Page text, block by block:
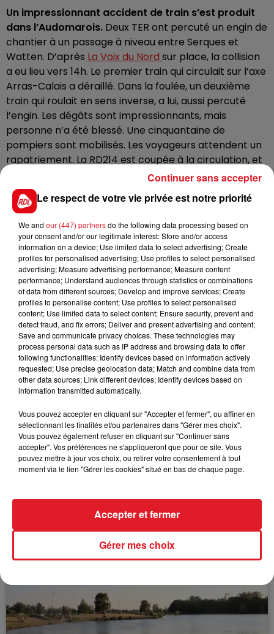
Un impressionnant accident de train s’est produit
dans l’Audomarois. Deux TER ont percuté un engin de
chantier à un passage à niveau entre Serques et
Watten. D’après La Voix du Nord sur place, la collision
a eu lieu vers 14h. Le premier train qui circulait sur l’axe
Arras-Calais a déraillé. Dans la foulée, un deuxième
train qui roulait en sens inverse, a lui, aussi percuté
l’engin. Les dégâts sont impressionnants, mais
personne n’a été blessé. Une cinquantaine de
pompiers sont mobilisés. Les voyageurs attendent un
rapatriement. La RD214 est coupée à la circulation, et
🔴 14h24
Axe Hazebrouck ↔ Calais
Le trafic est interrompu dans les 2 sens de
circulation. Un TER a heurté un engin de chantier au
niveau d'un passage à niveau à Serques.
Plus d'infos à venir.pic.twitter.com/UDYEC7Xerw
— TER Hauts-de-France (@TERHDF)July 1, 2022
BÉTHUNE: ENQUÊTE POUR HOMICIDE
VOLONTAIRE EN COURS, APRÈS LA...
Selon les premiers éléments, le logement servait
Le respect de votre vie privée est notre priorité
We and our (447) partnersdo the following data processing based on
your consent and/or our legitimate interest: Store and/or access
information on a device; Use limited data to select advertising; Create
profiles for personalised advertising; Use profiles to select personalised
advertising; Measure advertising performance; Measure content
performance; Understand audiences through statistics or combinations
of data from different sources; Develop and improve services; Create
profiles to personalise content; Use profiles to select personalised
content; Use limited data to select content; Ensure security, prevent and
detect fraud, and fix errors; Deliver and present advertising and content;
Save and communicate privacy choices. These technologies may
process personal data such as IP address and browsing data to offer
following functionalities: Identify devices based on information actively
requested; Use precise geolocation data; Match and combine data from
other data sources; Link different devices; Identify devices based on
information transmitted automatically.
Vous pouvez accepter en cliquant sur "Accepter et fermer", ou affiner en
sélectionnant les finalités et/ou partenaires dans "Gérer mes choix".
Vous pouvez également refuser en cliquant sur "Continuer sans
accepter". Vos préférences ne s'appliqueront que pour ce site. Vous
pouvez mettre à jour vos choix, ou retirer votre consentement à tout
moment via le lien "Gérer les cookies" situé en bas de chaque page.
Gérer mes choix
Accepter et fermer
Continuer sans accepter